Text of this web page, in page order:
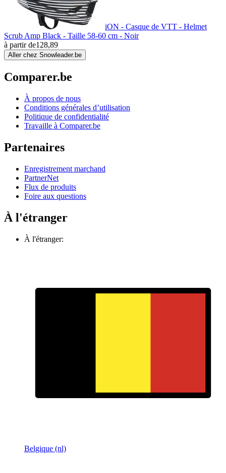
iON - Casque de VTT - Helmet
Scrub Amp Black - Taille 58-60 cm - Noir
à partir de128,89
Aller chez Snowleader.be
Comparer.be
À propos de nous
Conditions générales d’utilisation
Politique de confidentialité
Travaille à Comparer.be
Partenaires
Enregistrement marchand
PartnerNet
Flux de produits
Foire aux questions
À l'étranger
À l'étranger:
Belgique (nl)